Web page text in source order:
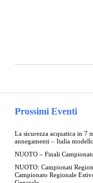
Prossimi Eventi
La sicurezza acquatica in 7
annegamenti – Italia
NUOTO – Finali
NUOTO: Campionati
Campionato Regionale